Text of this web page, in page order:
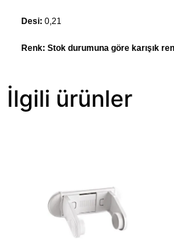
Desi: 0,21
Renk: Stok durumuna göre karışık
İlgili ürünler